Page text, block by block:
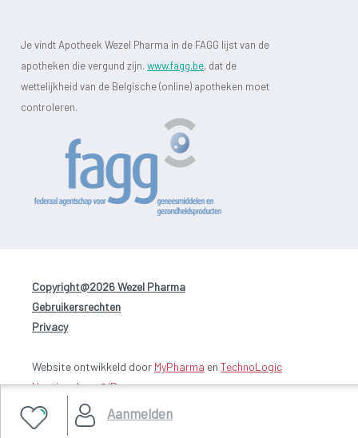
Aanmelden
Je vindt Apotheek Wezel Pharma in de FAGG lijst van de
apotheken die vergund zijn. www.fagg.be, dat de
wettelijkheid van de Belgische (online) apotheken moet
controleren.
Copyright@2026 Wezel Pharma
Gebruikersrechten
Privacy
Website ontwikkeld door MyPharma en TechnoLogic
Hosting door @iPower